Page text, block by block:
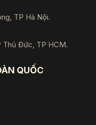
TP Hà Nội.
Thủ Đức, TP HCM.
QUỐC